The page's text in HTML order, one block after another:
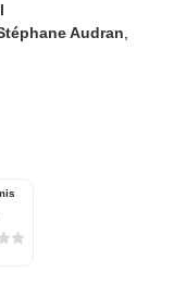
Audran